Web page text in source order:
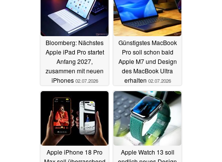
Bloomberg: Nächstes
Apple iPad Pro startet
Anfang 2027,
zusammen mit neuen
iPhones 02.07.2026
Günstigstes MacBook
Pro soll schon bald
Apple M7 und Design
des MacBook Ultra
erhalten 02.07.2026
Apple iPhone 18 Pro
Apple Watch 13 soll